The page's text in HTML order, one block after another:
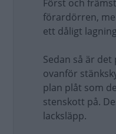
Först och
förardörren,
ett dåligt
Sedan så är
ovanför
plan plåt som
stenskott på.
lacksläpp.